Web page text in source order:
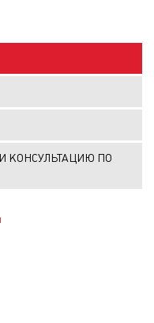
КОНСУЛЬТАЦИЮ ПО